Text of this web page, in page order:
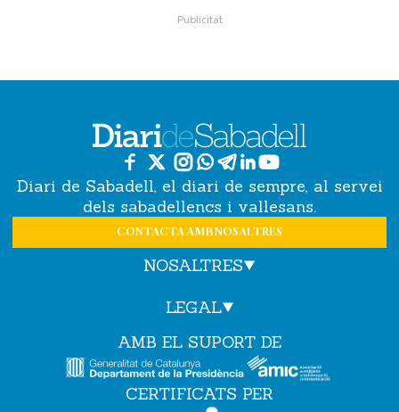
Diari de Sabadell, el diari de sempre, al servei
dels sabadellencs i vallesans.
CONTACTA AMB NOSALTRES
NOSALTRES
LEGAL
AMB EL SUPORT DE
CERTIFICATS PER